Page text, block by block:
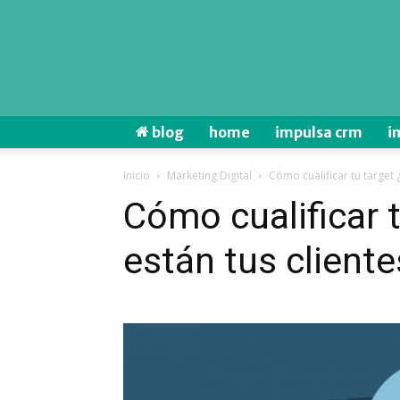
blog home impulsa crm
Inicio Marketing Digital Cómo cualificar tu target
Cómo cualificar
están tus